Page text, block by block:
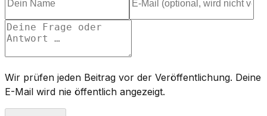
Wir prüfen jeden Beitrag vor der Veröffentlichung. Deine
E-Mail wird nie öffentlich angezeigt.